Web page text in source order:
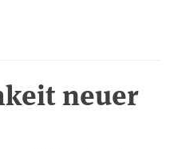
neuer